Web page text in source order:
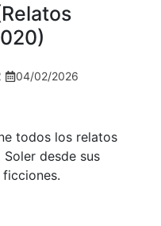
04/02/2026
todos los relatos
desde sus